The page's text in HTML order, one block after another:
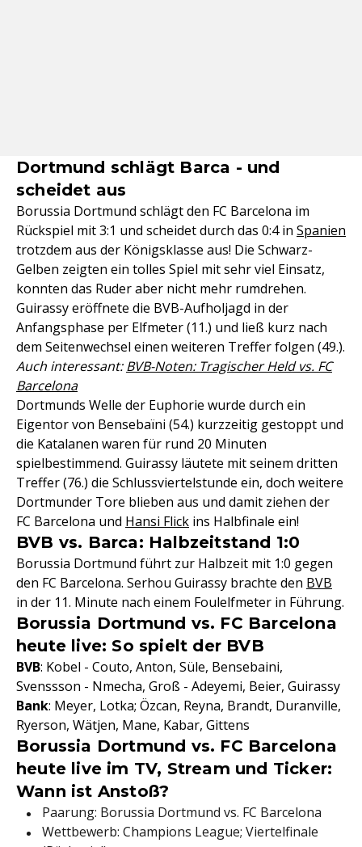
Dortmund schlägt Barca - und
scheidet aus
Borussia Dortmund schlägt den FC Barcelona im
Rückspiel mit 3:1 und scheidet durch das 0:4 in Spanien
trotzdem aus der Königsklasse aus! Die Schwarz-
Gelben zeigten ein tolles Spiel mit sehr viel Einsatz,
konnten das Ruder aber nicht mehr rumdrehen.
Guirassy eröffnete die BVB-Aufholjagd in der
Anfangsphase per Elfmeter (11.) und ließ kurz nach
dem Seitenwechsel einen weiteren Treffer folgen (49.).
Auch interessant:BVB-Noten: Tragischer Held vs. FC
Barcelona
Dortmunds Welle der Euphorie wurde durch ein
Eigentor von Bensebaïni (54.) kurzzeitig gestoppt und
die Katalanen waren für rund 20 Minuten
spielbestimmend. Guirassy läutete mit seinem dritten
Treffer (76.) die Schlussviertelstunde ein, doch weitere
Dortmunder Tore blieben aus und damit ziehen der
FC Barcelona und Hansi Flick ins Halbfinale ein!
BVB vs. Barca: Halbzeitstand 1:0
Borussia Dortmund führt zur Halbzeit mit 1:0 gegen
den FC Barcelona. Serhou Guirassy brachte den BVB
in der 11. Minute nach einem Foulelfmeter in Führung.
Borussia Dortmund vs. FC Barcelona
heute live: So spielt der BVB
BVB: Kobel - Couto, Anton, Süle, Bensebaini,
Svenssson - Nmecha, Groß - Adeyemi, Beier, Guirassy
Bank: Meyer, Lotka; Özcan, Reyna, Brandt, Duranville,
Ryerson, Wätjen, Mane, Kabar, Gittens
Borussia Dortmund vs. FC Barcelona
heute live im TV, Stream und Ticker:
Wann ist Anstoß?
Paarung: Borussia Dortmund vs. FC Barcelona
Wettbewerb: Champions League; Viertelfinale